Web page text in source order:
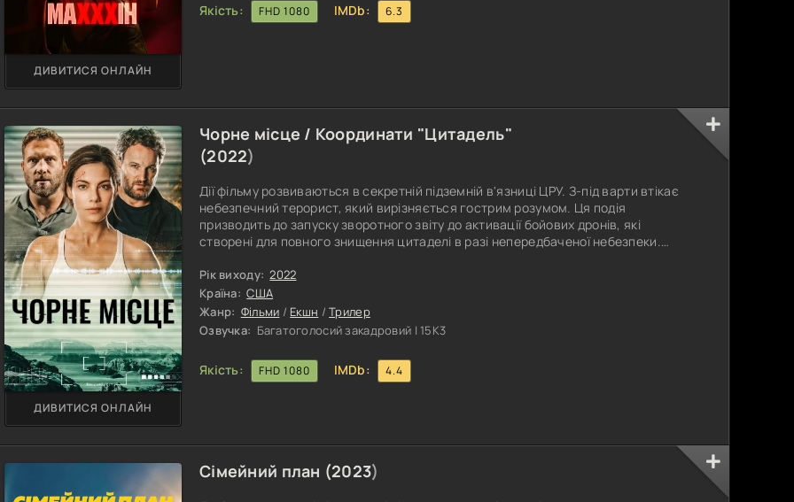
Якість: FHD 1080 IMDb: 6.3
ДИВИТИСЯ ОНЛАЙН
Чорне місце / Координати "Цитадель"
(2022)
Дії фільму розвиваються в секретній підземній в'язниці ЦРУ. З-під варти втікає
небезпечний терорист, який вирізняється гострим розумом. Ця подія
призводить до запуску зворотного звіту до активації бойових дронів, які
створені для повного знищення цитаделі в разі непередбаченої небезпеки.
опиняється у нього на шляху. Еббі - аналітик, у якої свої рахунки з цією
людиною. Вона робить усе можливе, щоб не тільки вижити, а й
Рік виходу: 2022
Країна: США
Жанр: Фільми / Екшн /Трилер
Озвучка: Багатоголосий закадровий | 15K3
Якість: FHD 1080 IMDb: 4.4
ДИВИТИСЯ ОНЛАЙН
Сімейний план (2023)